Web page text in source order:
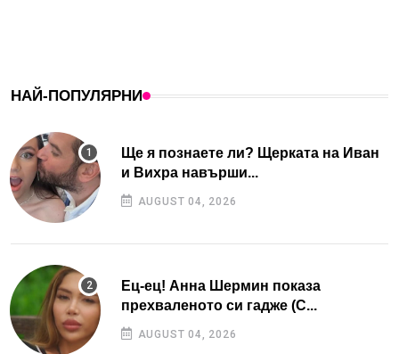
НАЙ-ПОПУЛЯРНИ
Ще я познаете ли? Щерката на Иван
и Вихра навърши...
AUGUST 04, 2026
Ец-ец! Анна Шермин показа
прехваленото си гадже (С...
AUGUST 04, 2026